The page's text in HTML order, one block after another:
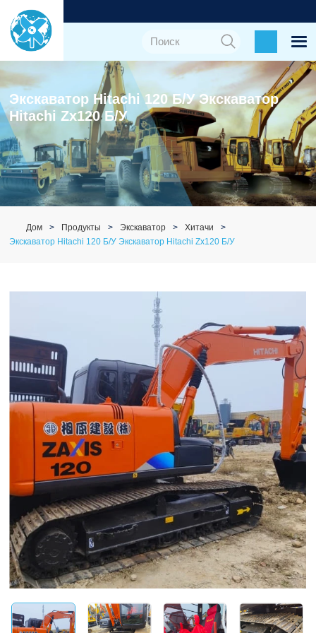
Экскаватор Hitachi 120 Б/у Экскаватор
Hitachi Zx120 Б/у
Дом Продукты Экскаватор
Хитачи
Экскаватор Hitachi 120 Б/у Экскаватор Hitachi Zx120 Б/у